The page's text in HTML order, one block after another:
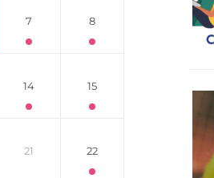
7 8
14 15
21 22